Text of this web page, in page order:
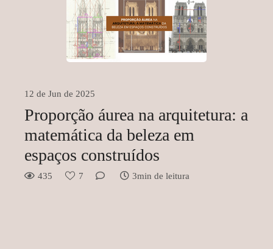
12 de Jun de 2025
Proporção áurea na arquitetura: a
matemática da beleza em
espaços construídos
435 7 3min de leitura